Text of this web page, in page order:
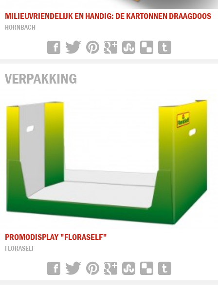
MILIEUVRIENDELIJK EN HANDIG: DE KARTONNEN DRAAGDOOS
HORNBACH
VERPAKKING
PROMODISPLAY "FLORASELF"
FLORASELF